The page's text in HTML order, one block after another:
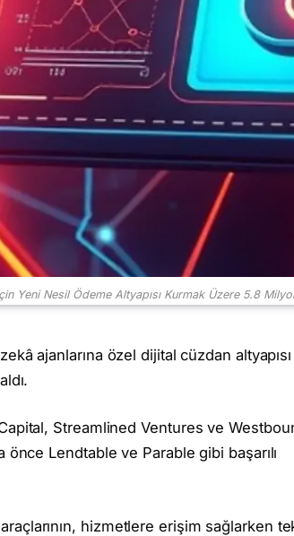
Yeni Nesil Ödeme Altyapısı Kurmak Üzere 5.8
ajanlarına özel dijital cüzdan altyapısı
Streamlined Ventures ve
Lendtable ve Parable gibi başarılı
hizmetlere erişim sağlarken